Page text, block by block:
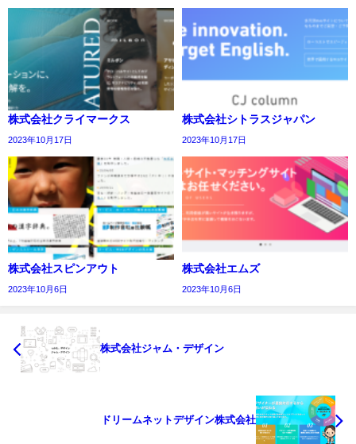
株式会社クライマークス
2023年10月17日
株式会社シトラスジャパン
2023年10月17日
株式会社スピンアウト
2023年10月6日
株式会社エムズ
2023年10月6日
株式会社ジャム・デザイン
ドリームネットデザイン株式会社